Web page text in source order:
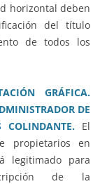
horizontal deben
del título
de todos los
GRÁFICA.
DE
COLINDANTE. El
propietarios en
legitimado para
de la